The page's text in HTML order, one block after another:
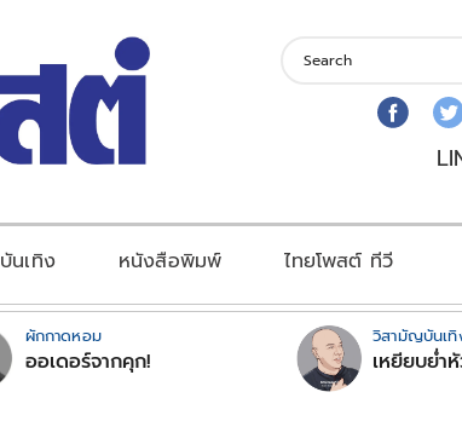
บันเทิง หนังสือพิมพ์ ไทยโพสต์ ทีวี
ผักกาดหอม
ออเดอร์จากคุก!
วิสามัญบันเทิ
เหยียบย่ำหั